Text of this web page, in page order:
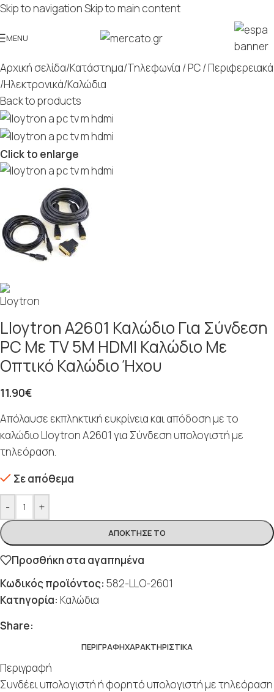
Skip to navigationSkip to main content
MENU
Αρχική σελίδα/Κατάστημα/Τηλεφωνία / PC / Περιφερειακά
/Ηλεκτρονικά/Καλώδια
Back to products
Click to enlarge
Lloytron A2601 Καλώδιο Για Σύνδεση
PC Με TV 5M HDMI Καλώδιο Με
Οπτικό Καλώδιο Ήχου
11.90€
Απόλαυσε εκπληκτική ευκρίνεια και απόδοση με το
καλώδιο Lloytron A2601 για Σύνδεση υπολογιστή με
τηλεόραση.
Σε απόθεμα
- +
ΑΠΌΚΤΗΣΈ ΤΟ
Προσθήκη στα αγαπημένα
Κωδικός προϊόντος: 582-LLO-2601
Κατηγορία: Καλώδια
Share:
ΠΕΡΙΓΡΑΦΉΧΑΡΑΚΤΗΡΙΣΤΙΚΆ
Περιγραφή
Συνδέει υπολογιστή ή φορητό υπολογιστή με τηλεόραση